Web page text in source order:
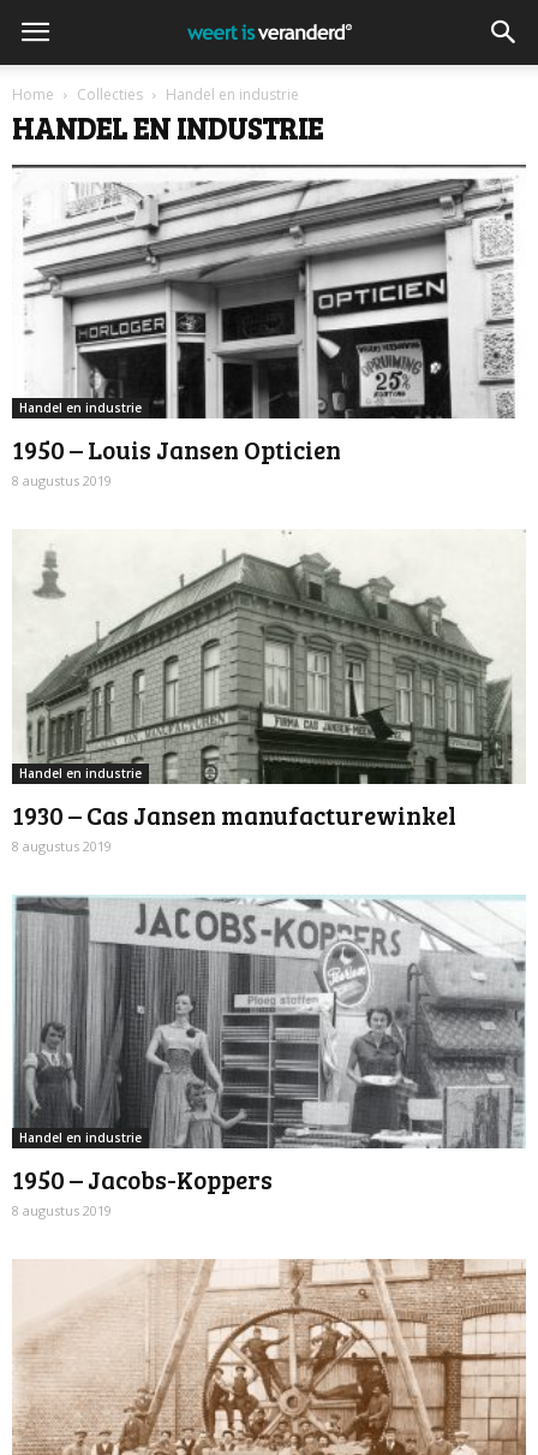
Home Collecties Handel en industrie
HANDEL EN INDUSTRIE
Handel en industrie
1950 – Louis Jansen Opticien
8 augustus 2019
Handel en industrie
1930 – Cas Jansen manufacturewinkel
8 augustus 2019
Handel en industrie
1950 – Jacobs-Koppers
8 augustus 2019